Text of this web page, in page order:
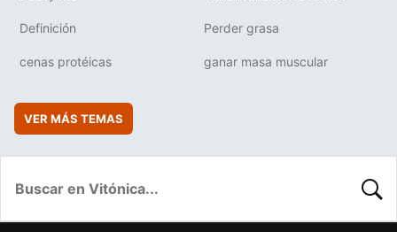
Definición Perder grasa
cenas protéicas ganar masa muscular
VER MÁS TEMAS